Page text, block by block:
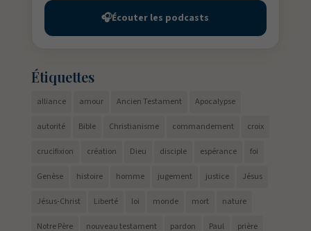
🎧Écouter les podcasts
Étiquettes
alliance amour Ancien Testament Apocalypse
autorité Bible Christianisme commandement croix
crucifixion création Dieu disciple espérance foi
Genèse histoire homme jugement justice Jésus
Jésus-Christ Liberté loi monde mort nature
Notre Père nouveau testament pardon Paul prière